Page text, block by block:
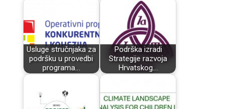
Usluge stručnjaka za
podršku u provedbi
programa…
Podrška izradi
Strategije razvoja
Hrvatskog…